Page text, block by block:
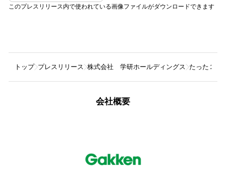
このプレスリリース内で使われている画像ファイルがダウンロードできます
トップ プレスリリース 株式会社 学研ホールディングス たった２か
会社概要